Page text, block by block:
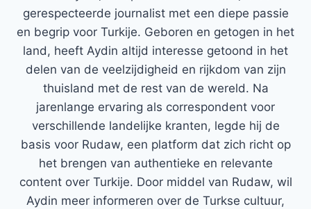
gerespecteerde journalist met een diepe passie
en begrip voor Turkije. Geboren en getogen in het
land, heeft Aydin altijd interesse getoond in het
delen van de veelzijdigheid en rijkdom van zijn
thuisland met de rest van de wereld. Na
jarenlange ervaring als correspondent voor
verschillende landelijke kranten, legde hij de
basis voor Rudaw, een platform dat zich richt op
het brengen van authentieke en relevante
content over Turkije. Door middel van Rudaw, wil
Aydin meer informeren over de Turkse cultuur,